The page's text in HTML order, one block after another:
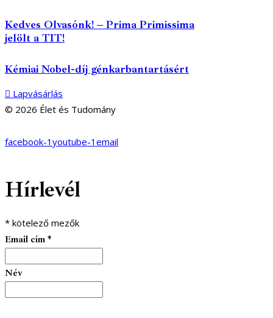
Kedves Olvasónk! – Prima Primissima
jelölt a TIT!
Kémiai Nobel-díj génkarbantartásért
Lapvásárlás
© 2026 Élet és Tudomány
facebook-1 youtube-1 email
Hírlevél
* kötelező mezők
Email cím *
Név